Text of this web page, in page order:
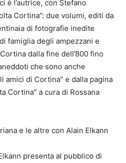
è l’autrice, con Stefano
Cortina”: due volumi, editi da
di fotografie inedite
famiglia degli ampezzani e
dalla fine dell’800 fino
che sono anche
amici di Cortina” e dalla pagina
Cortina” a cura di Rossana
e le altre con Alain Elkann
presenta al pubblico di